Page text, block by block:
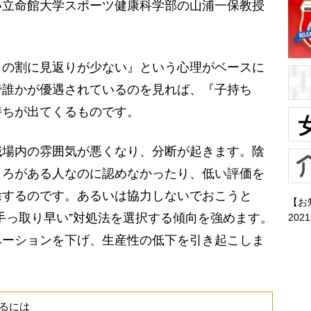
命館大学スポーツ健康科学部の山浦一保教授
割に見返りが少ない』という心理がベースに
かが優遇されているのを見れば、『子持ち
が出てくるものです。
内の雰囲気が悪くなり、分断が起きます。陰
がある人なのに認めなかったり、低い評価を
るのです。あるいは協力しないでおこうと
取り早い”対処法を選択する傾向を強めます。
ションを下げ、生産性の低下を引き起こしま
には
【